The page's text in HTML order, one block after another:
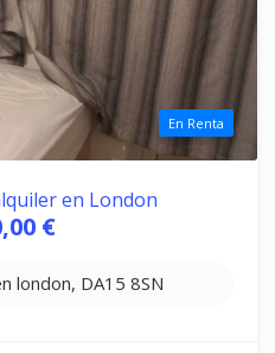
En Renta
en London
€
london, DA15 8SN